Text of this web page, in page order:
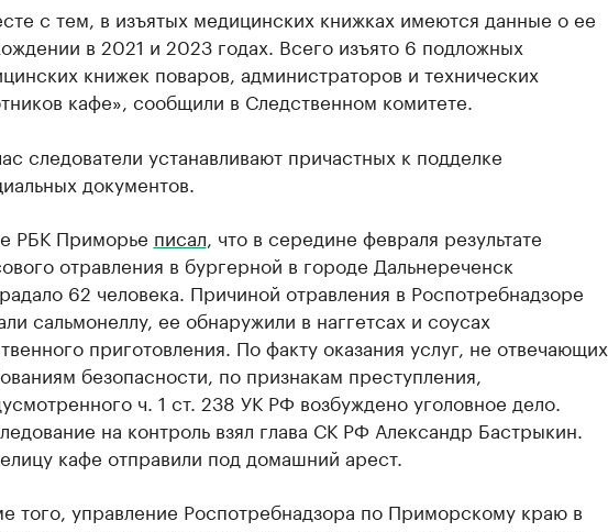
с тем, в изъятых медицинских книжках имеются данные о ее
в 2021 и 2023 годах. Всего изъято 6 подложных
книжек поваров, администраторов и технических
кафе», сообщили в Следственном комитете.
следователи устанавливают причастных к подделке
документов.
РБК Приморье писал , что в середине февраля результате
отравления в бургерной в городе Дальнереченск
62 человека. Причиной отравления в Роспотребнадзоре
сальмонеллу, ее обнаружили в наггетсах и соусах
приготовления. По факту оказания услуг, не отвечающих
безопасности, по признакам преступления,
ч. 1 ст. 238 УК РФ возбуждено уголовное дело.
на контроль взял глава СК РФ Александр Бастрыкин.
кафе отправили под домашний арест.
того, управление Роспотребнадзора по Приморскому краю в